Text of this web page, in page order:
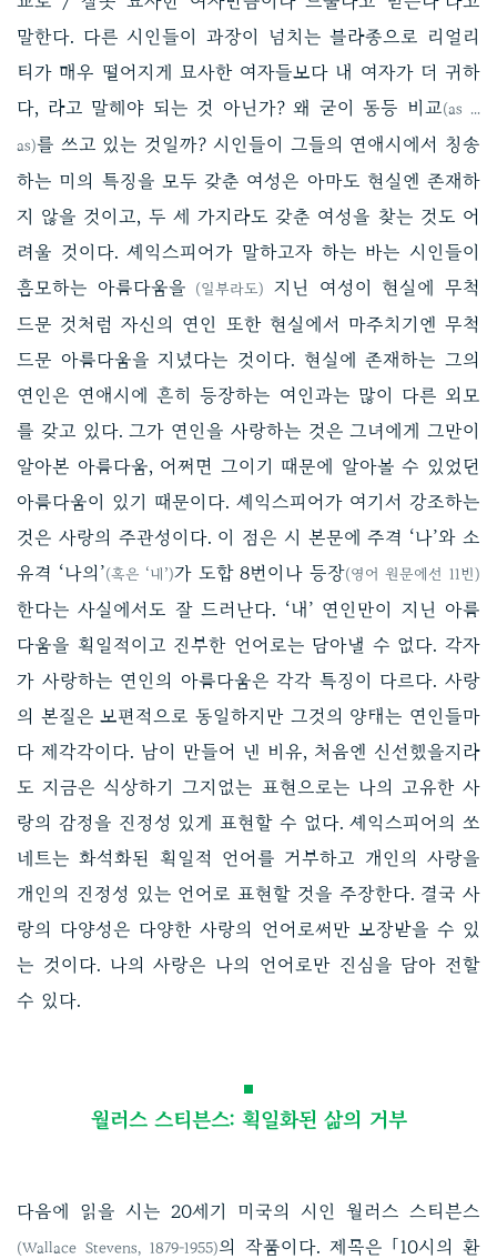
말한다. 다른 시인들이 과장이 넘치는 블라종으로 리얼리
티가 매우 떨어지게 묘사한 여자들보다 내 여자가 더 귀하
다, 라고 말해야 되는 것 아닌가? 왜 굳이 동등 비교(as ...
as)를 쓰고 있는 것일까? 시인들이 그들의 연애시에서 칭송
하는 미의 특징을 모두 갖춘 여성은 아마도 현실엔 존재하
지 않을 것이고, 두 세 가지라도 갖춘 여성을 찾는 것도 어
려울 것이다. 셰익스피어가 말하고자 하는 바는 시인들이
흠모하는 아름다움을
(일부라도) 지닌 여성이 현실에 무척
드문 것처럼 자신의 연인 또한 현실에서 마주치기엔 무척
드문 아름다움을 지녔다는 것이다. 현실에 존재하는 그의
연인은 연애시에 흔히 등장하는 여인과는 많이 다른 외모
를 갖고 있다. 그가 연인을 사랑하는 것은 그녀에게 그만이
알아본 아름다움, 어쩌면 그이기 때문에 알아볼 수 있었던
아름다움이 있기 때문이다. 셰익스피어가 여기서 강조하는
것은 사랑의 주관성이다. 이 점은 시 본문에 주격 ‘나’와 소
유격 ‘나의’(혹은 ‘내’)가 도합 8번이나 등장(영어 원문에선 11번)
한다는 사실에서도 잘 드러난다. ‘내’ 연인만이 지닌 아름
다움을 획일적이고 진부한 언어로는 담아낼 수 없다. 각자
가 사랑하는 연인의 아름다움은 각각 특징이 다르다. 사랑
의 본질은 보편적으로 동일하지만 그것의 양태는 연인들마
다 제각각이다. 남이 만들어 낸 비유, 처음엔 신선했을지라
도 지금은 식상하기 그지없는 표현으로는 나의 고유한 사
랑의 감정을 진정성 있게 표현할 수 없다. 셰익스피어의 쏘
네트는 화석화된 획일적 언어를 거부하고 개인의 사랑을
개인의 진정성 있는 언어로 표현할 것을 주장한다. 결국 사
랑의 다양성은 다양한 사랑의 언어로써만 보장받을 수 있
는 것이다. 나의 사랑은 나의 언어로만 진심을 담아 전할
수 있다.
월러스 스티븐스: 획일화된 삶의 거부
다음에 읽을 시는 20세기 미국의 시인 월러스 스티븐스
(Wallace Stevens, 1879-1955)의 작품이다. 제목은 「10시의 환